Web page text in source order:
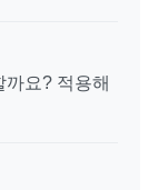
요? 적용해